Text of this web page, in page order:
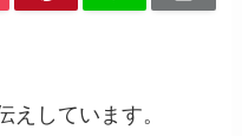
えしています。